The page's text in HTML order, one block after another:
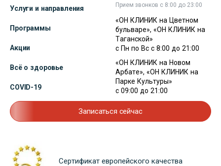
Услуги и направления
Программы
Акции
Всё о здоровье
COVID-19
Прием звонков с 8:00 до 23:00
«ОН КЛИНИК на Цветном
бульваре», «ОН КЛИНИК на
Таганской»
с Пн по Вс с 8:00 до 21:00
«ОН КЛИНИК на Новом
Арбате», «ОН КЛИНИК на
Парке Культуры»
с 09:00 до 21:00
Записаться сейчас
Сертификат европейского качества